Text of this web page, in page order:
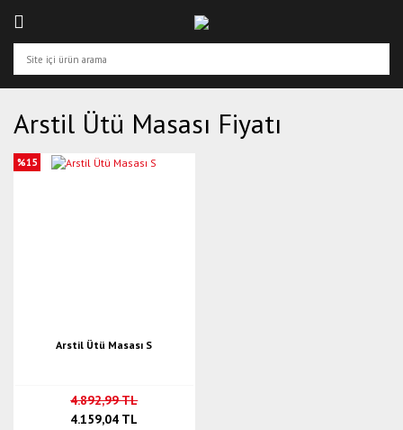
Arstil Ütü Masası Fiyatı
%15
Arstil Ütü Masası S
4.892,99 TL
4.159,04 TL